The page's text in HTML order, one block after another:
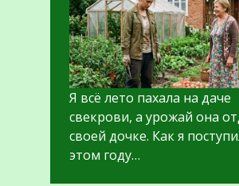
Я всё лето пахала на даче
свекрови, а урожай она
своей дочке. Как я
этом году…